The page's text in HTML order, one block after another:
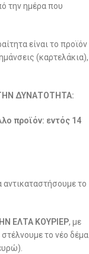
την ημέρα που
είναι το προϊόν
(καρτελάκια),
ΔΥΝΑΤΟΤΗΤΑ:
προϊόν: εντός 14
αντικαταστήσουμε το
ΕΛΤΑ ΚΟΥΡΙΕΡ, με
το νέο δέμα